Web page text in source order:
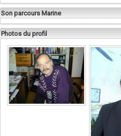
Son parcours Marine
Photos du profil